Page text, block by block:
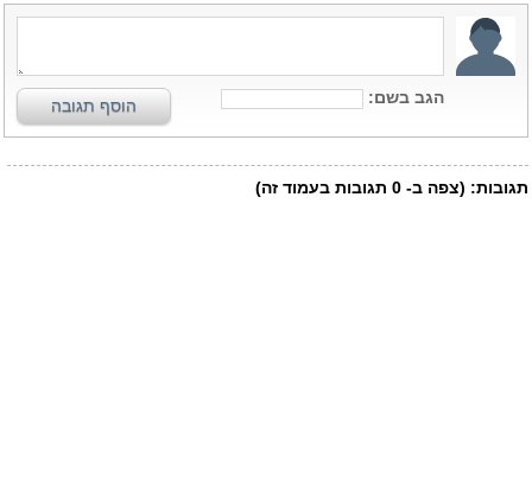
הגב בשם: הוסף תגובה
תגובות: (צפה ב- 0 תגובות בעמוד זה)